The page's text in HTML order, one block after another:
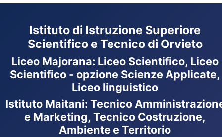
Istituto di Istruzione Superiore
Scientifico e Tecnico di Orvieto
Liceo Majorana: Liceo Scientifico, Liceo
Scientifico - opzione Scienze Applicate,
Liceo linguistico
Istituto Maitani: Tecnico
e Marketing, Tecnico Costruzione,
Ambiente e Territorio